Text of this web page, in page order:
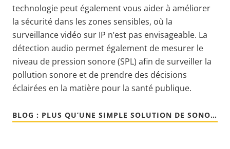
technologie peut également vous aider à améliorer
la sécurité dans les zones sensibles, où la
surveillance vidéo sur IP n’est pas envisageable. La
détection audio permet également de mesurer le
niveau de pression sonore (SPL) afin de surveiller la
pollution sonore et de prendre des décisions
éclairées en la matière pour la santé publique.
BLOG : PLUS QU’UNE SIMPLE SOLUTION DE SONORISATION